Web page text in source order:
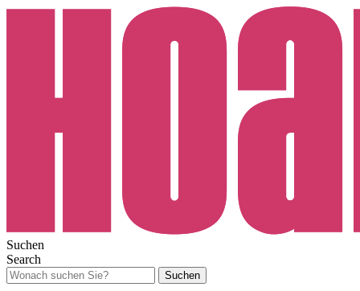
Suchen
Search
Suchen